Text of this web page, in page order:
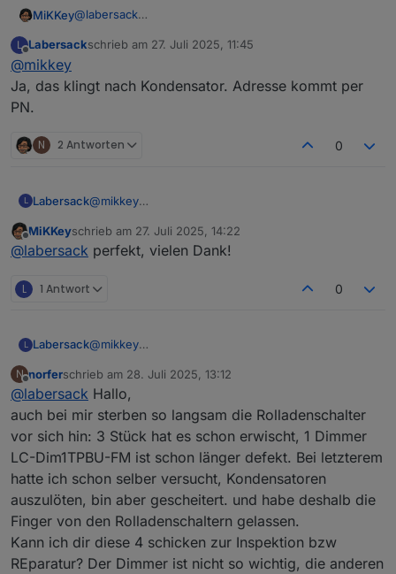
MiKKey@labersack
im Testaufbau bricht beim Schalten bereits ohne Last
weiteren Kanals gehen alle aus.
nach Schalterdrücken blinkt LED/ die LED paarmal, aber
Beste Grüße
Michael
L
Offline
Labersackschrieb am 27. Juli 2025, 11:45
zuletzt editiert von
@mikkey
Ja, das klingt nach Kondensator. Adresse kommt per
PN.
N 2 Antworten 0
L Labersack@mikkey
per PN.
Offline
MiKKeyschrieb am 27. Juli 2025, 14:22
zuletzt editiert von
@labersack perfekt, vielen Dank!
L 1 Antwort 0
L Labersack@mikkey
per PN.
N
Offline
norferschrieb am 28. Juli 2025, 13:12
zuletzt editiert von
@labersack Hallo,
auch bei mir sterben so langsam die Rolladenschalter
vor sich hin: 3 Stück hat es schon erwischt, 1 Dimmer
LC-Dim1TPBU-FM ist schon länger defekt. Bei letzterem
hatte ich schon selber versucht, Kondensatoren
auszulöten, bin aber gescheitert. und habe deshalb die
Finger von den Rolladenschaltern gelassen.
Kann ich dir diese 4 schicken zur Inspektion bzw
REparatur? Der Dimmer ist nicht so wichtig, die anderen